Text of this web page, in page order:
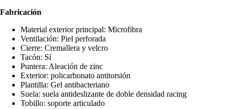
Fabricación
Material exterior principal: Microfibra
Ventilación: Piel perforada
Cierre: Cremallera y velcro
Tacón: Sí
Puntera: Aleación de zinc
Exterior: policarbonato antitorsión
Plantilla: Gel antibacteriano
Suela: suela antideslizante de doble densidad racing
Tobillo: soporte articulado